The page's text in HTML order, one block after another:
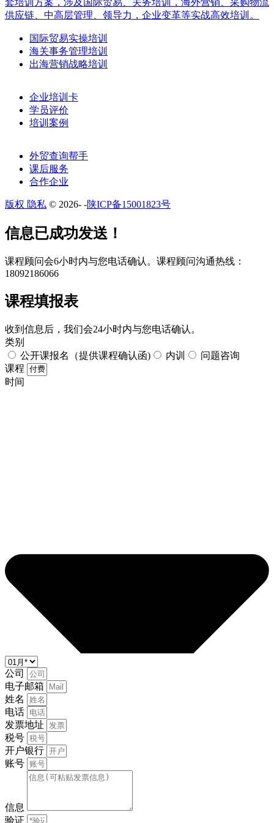
套培训方案，涉及国际贸易、关务培训，海外营销、采购物流
供应链、中高层管理、领导力，企业变革等实战高效培训。
国际贸易实操培训
海关事务管理培训
出海营销战略培训
企业培训卡
学员评价
培训案例
外贸查询帮手
课后服务
合作企业
版权 隐私 © 2026- -陕ICP备15001823号
​​信息已成功发送！
课程顾问会6小时内与您电话确认。​课程顾问沟通热线：
18092186066
课程填报表​
收到信息后，我们会24小时内与您电话确认。​
类别
公开课报名（提供课程确认函)
内训
问题咨询
课程
时间
公司
电子邮箱
姓名
电话
发票地址
税号
开户银行
账号
信息
验证